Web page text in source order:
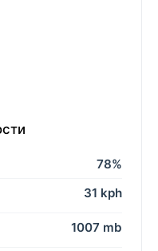
78%
31 kph
1007 mb